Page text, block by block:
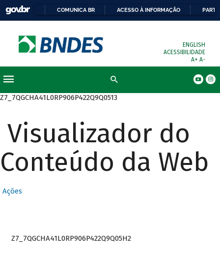
COMUNICA BR ACESSO À INFORMAÇÃO
ENGLISH
ACESSIBILIDADE
A+ A-
Z7_7QGCHA41L0RP906P422Q9Q0513
Visualizador do
Conteúdo da Web
Ações
Z7_7QGCHA41L0RP906P422Q9Q05H2